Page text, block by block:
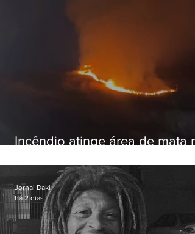
Incêndio atinge área de mata
Iguaçu
Jornal Daki
há 2 dias